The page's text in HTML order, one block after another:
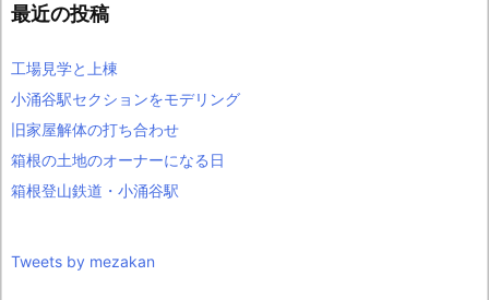
最近の投稿
工場見学と上棟
小涌谷駅セクションをモデリング
旧家屋解体の打ち合わせ
箱根の土地のオーナーになる日
箱根登山鉄道・小涌谷駅
Tweets by mezakan